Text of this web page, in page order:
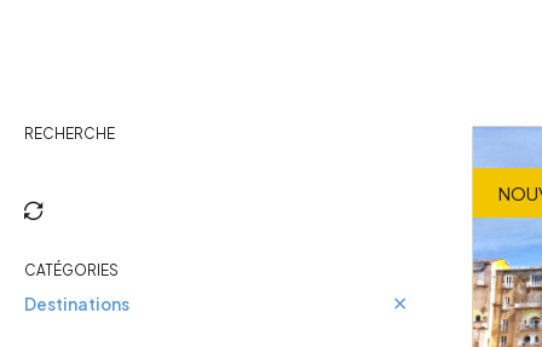
RECHERCHE
CATÉGORIES
Destinations